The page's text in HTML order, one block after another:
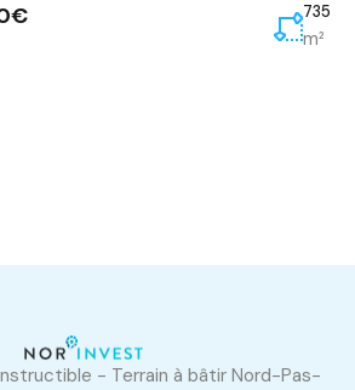
735
m²
- Terrain à bâtir Nord-Pas-